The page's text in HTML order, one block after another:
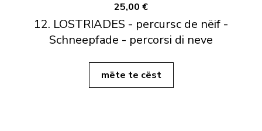
25,00 €
12. LOSTRIADES - percursc de nëif -
Schneepfade - percorsi di neve
mëte te cëst